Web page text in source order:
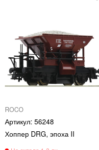
ROCO
56248
Хоппер DRG, эпоха II